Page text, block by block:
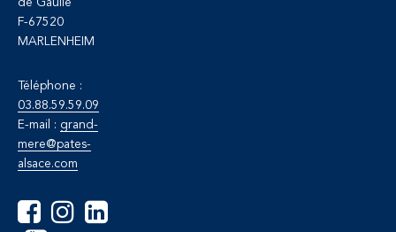
de Gaulle
F-67520
MARLENHEIM
Téléphone :
03.88.59.59.09
E-mail : grand-
mere@pates-
alsace.com